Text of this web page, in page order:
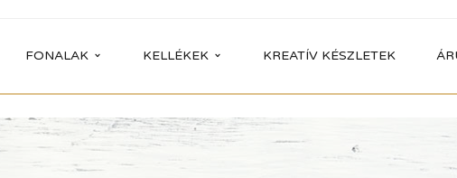
FONALAK KELLÉKEK KREATÍV KÉSZLETEK